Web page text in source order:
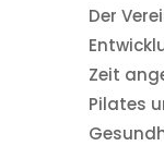
Der
Zeit
Pilates